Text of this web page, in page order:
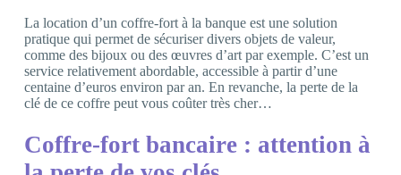
La location d’un coffre-fort à la banque est une solution
pratique qui permet de sécuriser divers objets de valeur,
comme des bijoux ou des œuvres d’art par exemple. C’est un
service relativement abordable, accessible à partir d’une
centaine d’euros environ par an. En revanche, la perte de la
clé de ce coffre peut vous coûter très cher…
Coffre-fort bancaire : attention à